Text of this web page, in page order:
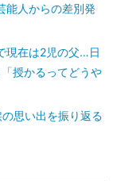
能人からの差別発
現在は2児の父…日
授かるってどうや
思い出を振り返る